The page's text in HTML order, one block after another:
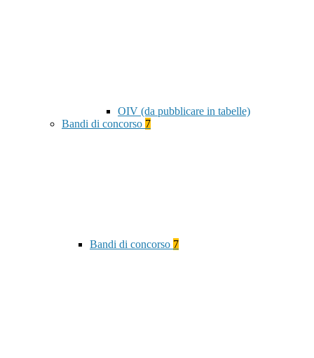
OIV (da pubblicare in tabelle)
Bandi di concorso 7
Bandi di concorso 7